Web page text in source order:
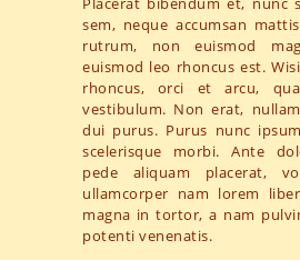
sem, neque accumsan
rutrum, non euismod
euismod leo rhoncus est.
rhoncus, orci et arcu,
vestibulum. Non erat,
dui purus. Purus nunc
scelerisque morbi. Ante
pede aliquam placerat,
ullamcorper nam lorem
magna in tortor, a nam
potenti venenatis.